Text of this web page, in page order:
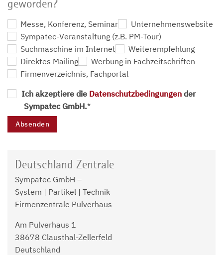
geworden?
Messe, Konferenz, Seminar
Unternehmenswebsite
Sympatec-Veranstaltung (z.B. PM-Tour)
Suchmaschine im Internet
Weiterempfehlung
Direktes Mailing
Werbung in Fachzeitschriften
Firmenverzeichnis, Fachportal
Ich akzeptiere die Datenschutzbedingungender
Sympatec GmbH.*
Deutschland Zentrale
Sympatec GmbH –
System | Partikel | Technik
Firmenzentrale Pulverhaus
Am Pulverhaus 1
38678 Clausthal-Zellerfeld
Deutschland